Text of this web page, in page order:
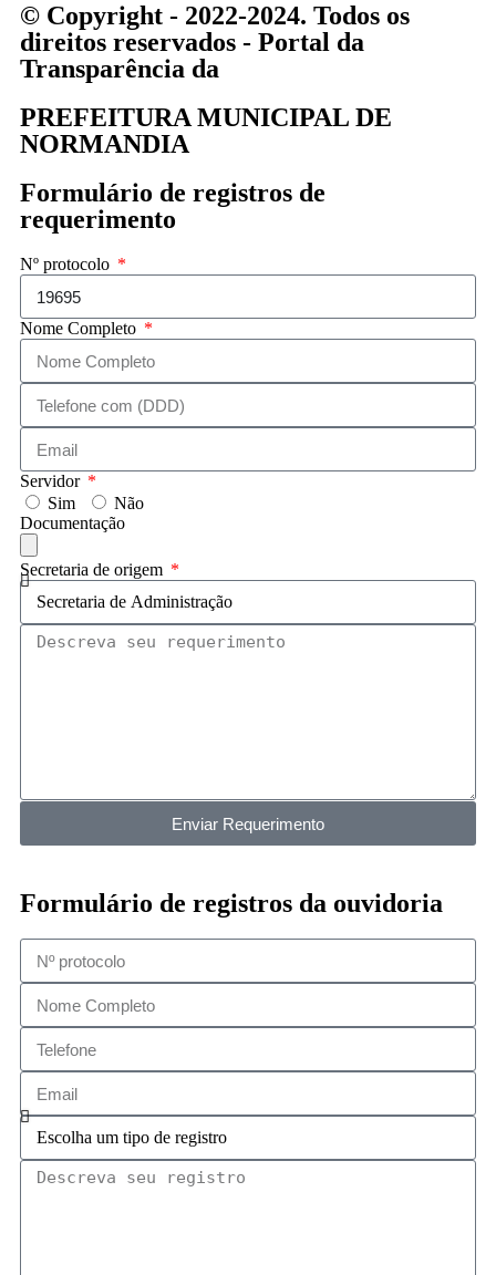
© Copyright - 2022-2024. Todos os
direitos reservados - Portal da
Transparência da
PREFEITURA MUNICIPAL DE
NORMANDIA
Formulário de registros de
requerimento
Nº protocolo
Nome Completo
Servidor
Sim
Não
Documentação
Secretaria de origem
Enviar Requerimento
Formulário de registros da ouvidoria